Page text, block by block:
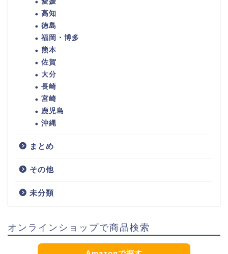
高知
徳島
福岡・博多
熊本
佐賀
大分
長崎
宮崎
鹿児島
沖縄
まとめ
その他
未分類
オンラインショップで商品検索